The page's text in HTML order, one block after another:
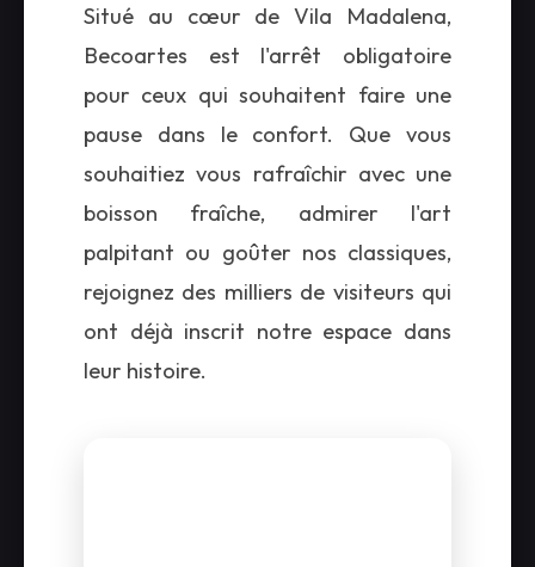
Situé au cœur de Vila Madalena,
Becoartes est l'arrêt obligatoire
pour ceux qui souhaitent faire une
pause dans le confort. Que vous
souhaitiez vous rafraîchir avec une
boisson fraîche, admirer l'art
palpitant ou goûter nos classiques,
rejoignez des milliers de visiteurs qui
ont déjà inscrit notre espace dans
leur histoire.